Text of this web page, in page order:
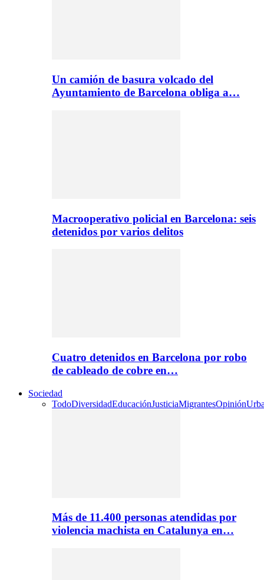
Un camión de basura volcado del
Ayuntamiento de Barcelona obliga a…
Macrooperativo policial en Barcelona: seis
detenidos por varios delitos
Cuatro detenidos en Barcelona por robo
de cableado de cobre en…
Sociedad
TodoDiversidadEducaciónJusticiaMigrantesOpinión
Más de 11.400 personas atendidas por
violencia machista en Catalunya en…